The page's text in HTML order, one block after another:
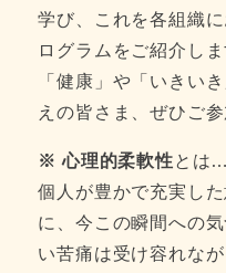
学び、これを各組織
ログラムをご紹介し
「健康」や「いきい
えの皆さま、ぜひご参
※ 心理的柔軟性とは…
個人が豊かで充実し
に、今この瞬間への
い苦痛は受け容れな